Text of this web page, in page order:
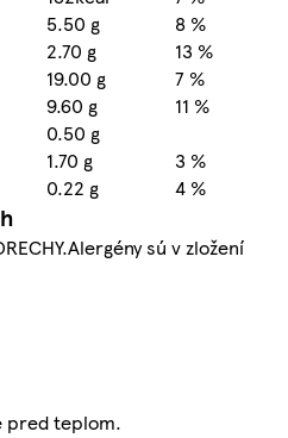
5.50 g
8 %
2.70 g
13 %
19.00 g
7 %
9.60 g
11 %
0.50 g
1.70 g
3 %
0.22 g 4 %
sú v zložení
pred teplom.